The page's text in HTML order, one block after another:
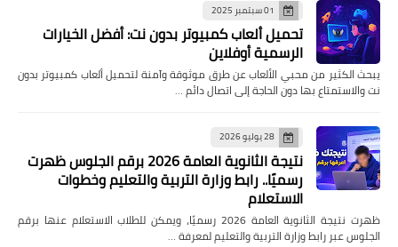
01 سبتمبر 2025
تحميل ألعاب كمبيوتر بدون نت: أفضل الخيارات
الرسمية أوفلاين
يبحث الكثير من محبي الألعاب عن طرق موثوقة وآمنة لتحميل ألعاب كمبيوتر بدون
نت والاستمتاع بها دون الحاجة إلى اتصال دائم …
28 يوليو 2026
نتيجة الثانوية العامة 2026 برقم الجلوس ظهرت
رسميًا.. رابط وزارة التربية والتعليم وخطوات
الاستعلام
ظهرت نتيجة الثانوية العامة 2026 رسميًا، ويمكن للطلاب الاستعلام عنها برقم
الجلوس عبر رابط وزارة التربية والتعليم لمعرفة …